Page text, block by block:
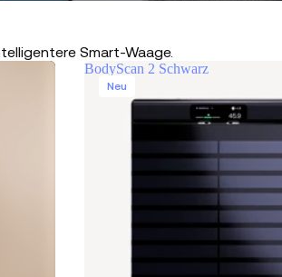
Smart-Waage.
BodyScan 2 Schwarz
Neu